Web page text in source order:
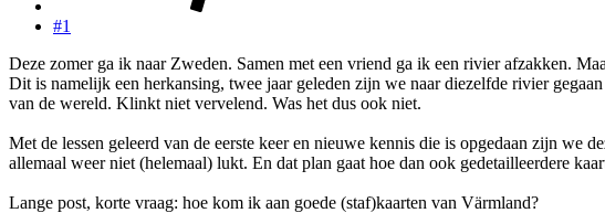
#1
Deze zomer ga ik naar Zweden. Samen met een vriend ga ik een rivier afzakken.
Dit is namelijk een herkansing, twee jaar geleden zijn we naar diezelfde rivier
van de wereld. Klinkt niet vervelend. Was het dus ook niet.
Met de lessen geleerd van de eerste keer en nieuwe kennis die is opgedaan zijn we
allemaal weer niet (helemaal) lukt. En dat plan gaat hoe dan ook gedetailleerdere
Lange post, korte vraag: hoe kom ik aan goede (staf)kaarten van Värmland?